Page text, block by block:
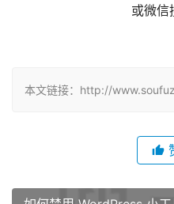
本文链接：http://